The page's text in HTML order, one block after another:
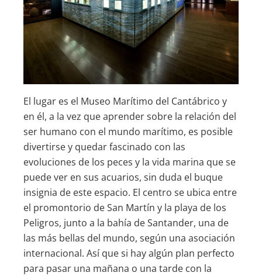
El lugar es el Museo Marítimo del Cantábrico y
en él, a la vez que aprender sobre la relación del
ser humano con el mundo marítimo, es posible
divertirse y quedar fascinado con las
evoluciones de los peces y la vida marina que se
puede ver en sus acuarios, sin duda el buque
insignia de este espacio. El centro se ubica entre
el promontorio de San Martín y la playa de los
Peligros, junto a la bahía de Santander, una de
las más bellas del mundo, según una asociación
internacional. Así que si hay algún plan perfecto
para pasar una mañana o una tarde con la